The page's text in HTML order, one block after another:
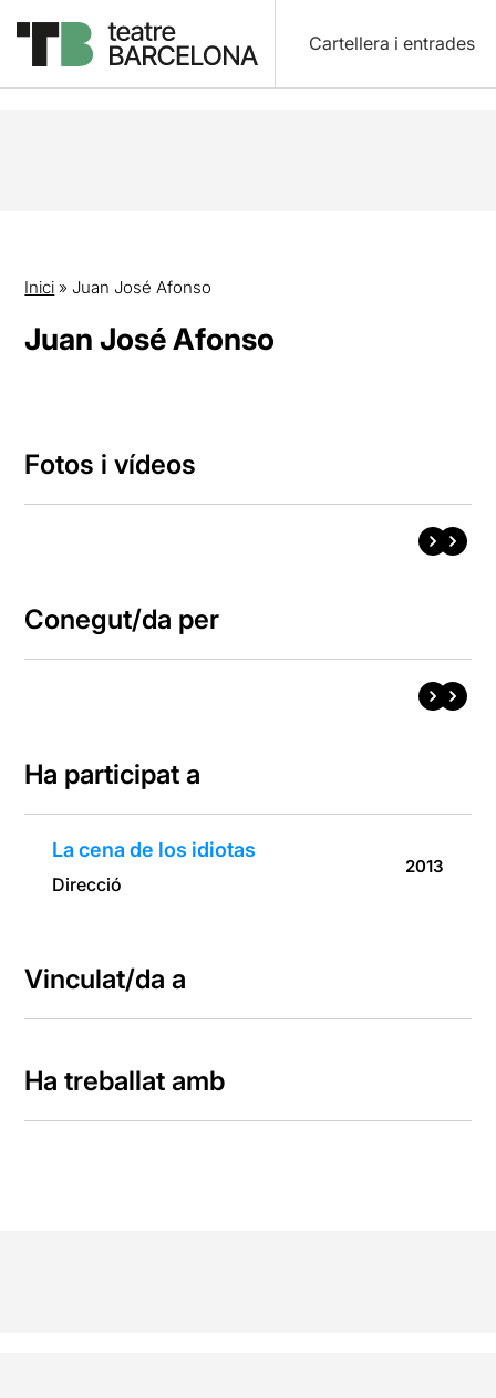
Cartellera i entrades
Inici » Juan José Afonso
Juan José Afonso
Fotos i vídeos
Conegut/da per
Ha participat a
La cena de los idiotas
Direcció
2013
Vinculat/da a
Ha treballat amb